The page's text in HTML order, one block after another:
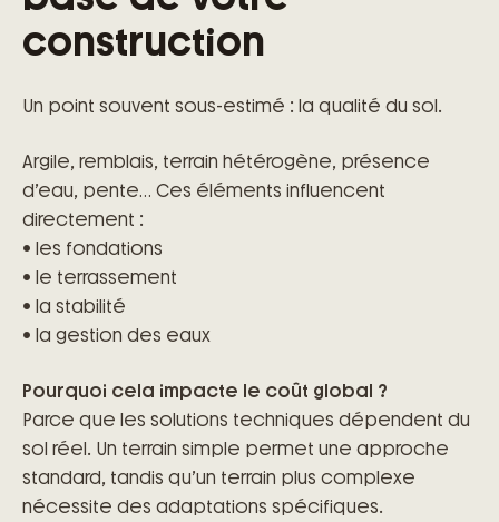
construction
Un point souvent sous-estimé : la qualité du sol.
Argile, remblais, terrain hétérogène, présence
d’eau, pente… Ces éléments influencent
directement :
• les fondations
• le terrassement
• la stabilité
• la gestion des eaux
Pourquoi cela impacte le coût global ?
Parce que les solutions techniques dépendent du
sol réel. Un terrain simple permet une approche
standard, tandis qu’un terrain plus complexe
nécessite des adaptations spécifiques.